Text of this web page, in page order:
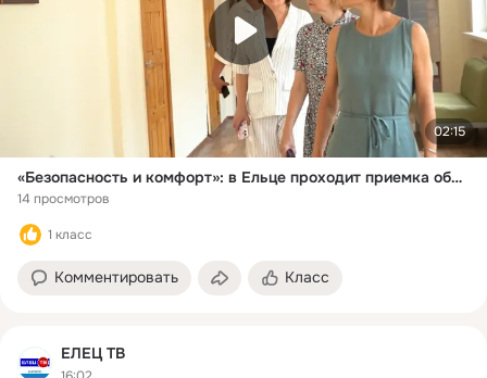
02:15
«Безопасность и комфорт»: в Ельце проходит приемка образовательных учреждений к новому учебному году
14 просмотров
1 класс
Комментировать Класс
ЕЛЕЦ ТВ